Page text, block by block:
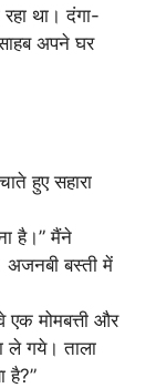
था। दंगा-
अपने घर
हुए सहारा
है।” मैंने
अजनबी बस्ती में
मोमबत्ती और
गये। ताला
है?”